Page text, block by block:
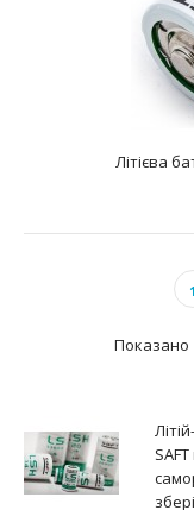
Літієва
1
Показано